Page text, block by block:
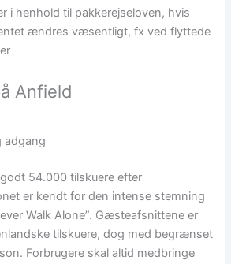
i henhold til pakkerejseloven, hvis
ændres væsentligt, fx ved flyttede
Anfield
adgang
54.000 tilskuere efter
er kendt for den intense stemning
Walk Alone”. Gæsteafsnittene er
tilskuere, dog med begrænset
Forbrugere skal altid medbringe